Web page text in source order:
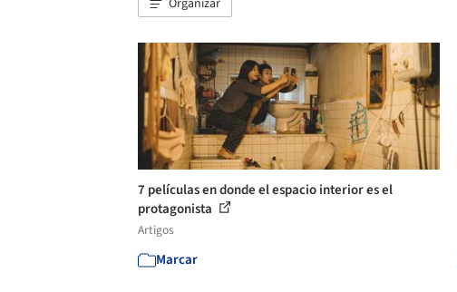
Organizar
7 películas en donde el espacio interior es el
protagonista
Artigos
Marcar